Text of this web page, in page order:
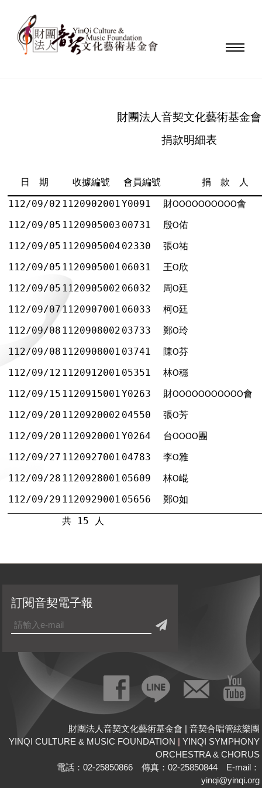
財團法人音契文化藝術基金會
捐款明細表
日 期 收據編號 會員編號
捐 款 人
112/09/02 1120902001Y0091 財ΟΟΟΟΟΟΟΟΟΟ會
112/09/05 1120905003 00731 殷Ο佑
112/09/05 1120905004 02330 張Ο祐
112/09/05 1120905001 06031 王Ο欣
112/09/05 1120905002 06032 周Ο廷
112/09/071120907001 06033 柯Ο廷
112/09/08 1120908002 03733 鄭Ο玲
112/09/08 1120908001 03741 陳Ο芬
112/09/12 1120912001 05351 林Ο穩
112/09/15 1120915001Y0263 財ΟΟΟΟΟΟΟΟΟΟΟ會
112/09/20 1120920002 04550 張Ο芳
112/09/20 1120920001Y0264 台ΟΟΟΟ團
112/09/27 1120927001 04783 李Ο雅
112/09/28 1120928001 05609 林Ο崐
112/09/29 1120929001 05656 鄭Ο如
共 15 人
財團法人音契文化藝術基金會 | 音契合唱管絃樂團
YINQI CULTURE & MUSIC FOUNDATION | YINQI SYMPHONY
ORCHESTRA & CHORUS
電話：02-25850866 傳真：02-25850844 E-mail：
yinqi@yinqi.org
訂閱音契電子報